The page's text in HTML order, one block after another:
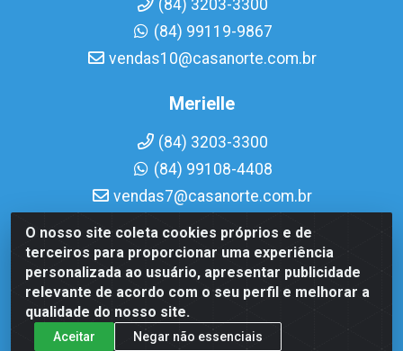
O nosso site coleta cookies próprios e de
terceiros para proporcionar uma experiência
personalizada ao usuário, apresentar publicidade
relevante de acordo com o seu perfil e melhorar a
qualidade do nosso site.
Aceitar Negar não essenciais
(84) 3203-3300
(84) 99119-9867
vendas10@casanorte.com.br
Merielle
(84) 3203-3300
(84) 99108-4408
vendas7@casanorte.com.br
Casa Norte LTDA - Av. Interventor Mário Câmara, 1815 - Dix-
Sept Rosado, Natal/RN - CEP 59054-600 - CNPJ
08.713.513/0001-51